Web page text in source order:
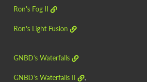
Ron's Fog II
Ron's Light Fusion
GNBD's Waterfalls
GNBD's Waterfalls II ,